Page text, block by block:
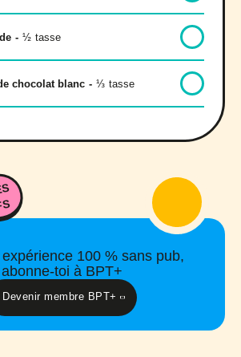
- ½ tasse
chocolat blanc - ⅓ tasse
100 % sans pub,
abonne-toi à BPT+
Devenir membre BPT+